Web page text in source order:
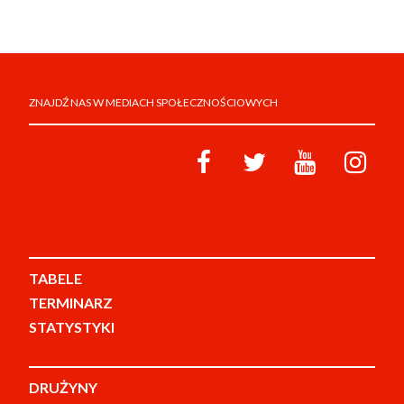
ZNAJDŹ NAS W MEDIACH SPOŁECZNOŚCIOWYCH
TABELE
TERMINARZ
STATYSTYKI
DRUŻYNY